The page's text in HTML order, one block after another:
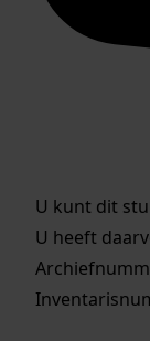
U kunt dit
U heeft